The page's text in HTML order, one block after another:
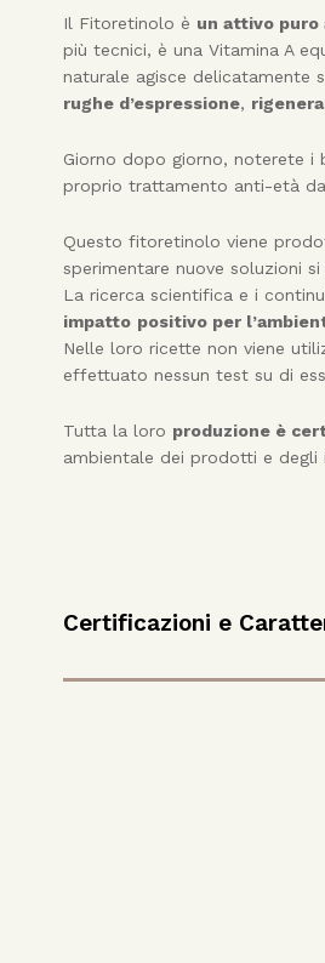
Il Fitoretinolo è un attivo
più tecnici, è una Vitamina A
naturale agisce delicatamente
rughe d’espressione,
Giorno dopo giorno, noterete i
proprio trattamento anti-età
Questo fitoretinolo viene
sperimentare nuove soluzioni
La ricerca scientifica e i
impatto positivo per
Nelle loro ricette non viene
effettuato nessun test su di
Tutta la loro produzione è
ambientale dei prodotti e degli
Certificazioni e